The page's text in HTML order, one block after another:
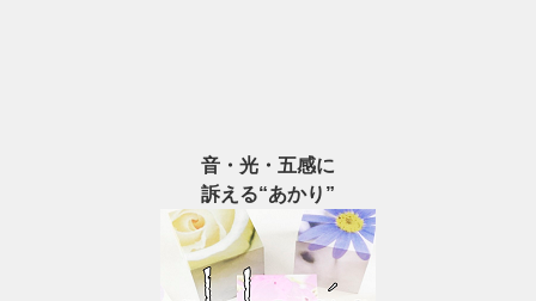
音・光・五感に
訴える“あかり”